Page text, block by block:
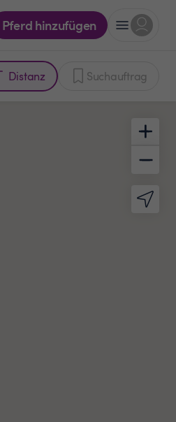
Pferd hinzufügen
Distanz Suchauftrag